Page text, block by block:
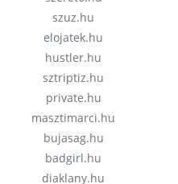
szuz.hu
elojatek.hu
hustler.hu
sztriptiz.hu
private.hu
masztimarci.hu
bujasag.hu
badgirl.hu
diaklany.hu